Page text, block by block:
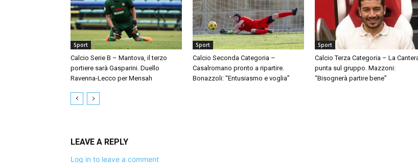
Sport
Calcio Serie B – Mantova, il terzo
portiere sarà Gasparini. Duello
Ravenna-Lecco per Mensah
Sport
Calcio Seconda Categoria –
Casalromano pronto a ripartire.
Bonazzoli: “Entusiasmo e voglia”
Sport
Calcio Terza Categoria – La
punta sul gruppo. Mazzoni:
“Bisognerà partire bene”
LEAVE A REPLY
Log in to leave a comment